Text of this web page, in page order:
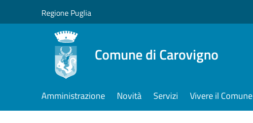
Regione Puglia
Comune di Carovigno
Amministrazione Novità Servizi Vivere il Comune